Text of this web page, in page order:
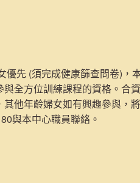
優先 (須完成健康篩查問卷)，
全方位訓練課程的資格。合
他年齡婦女如有興趣參與，
與本中心職員聯絡。